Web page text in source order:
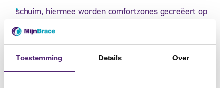
Toestemming Details Over
schuim, hiermee worden comfortzones gecreëert op
gevoelige plaatsen.
silicone, dit voorkomt afzakken van de brace.